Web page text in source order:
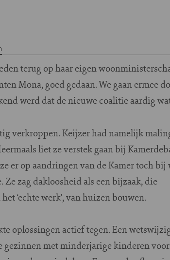
terug op haar eigen
Mona, goed gedaan. We gaan ermee
werd dat de nieuwe coalitie aardig
verkroppen. Keijzer had namelijk
liet ze verstek gaan bij
er op aandringen van de Kamer toch bij
Ze zag dakloosheid als een bijzaak, die
‘echte werk’, van huizen bouwen.
oplossingen actief tegen. Een
gezinnen met minderjarige kinderen